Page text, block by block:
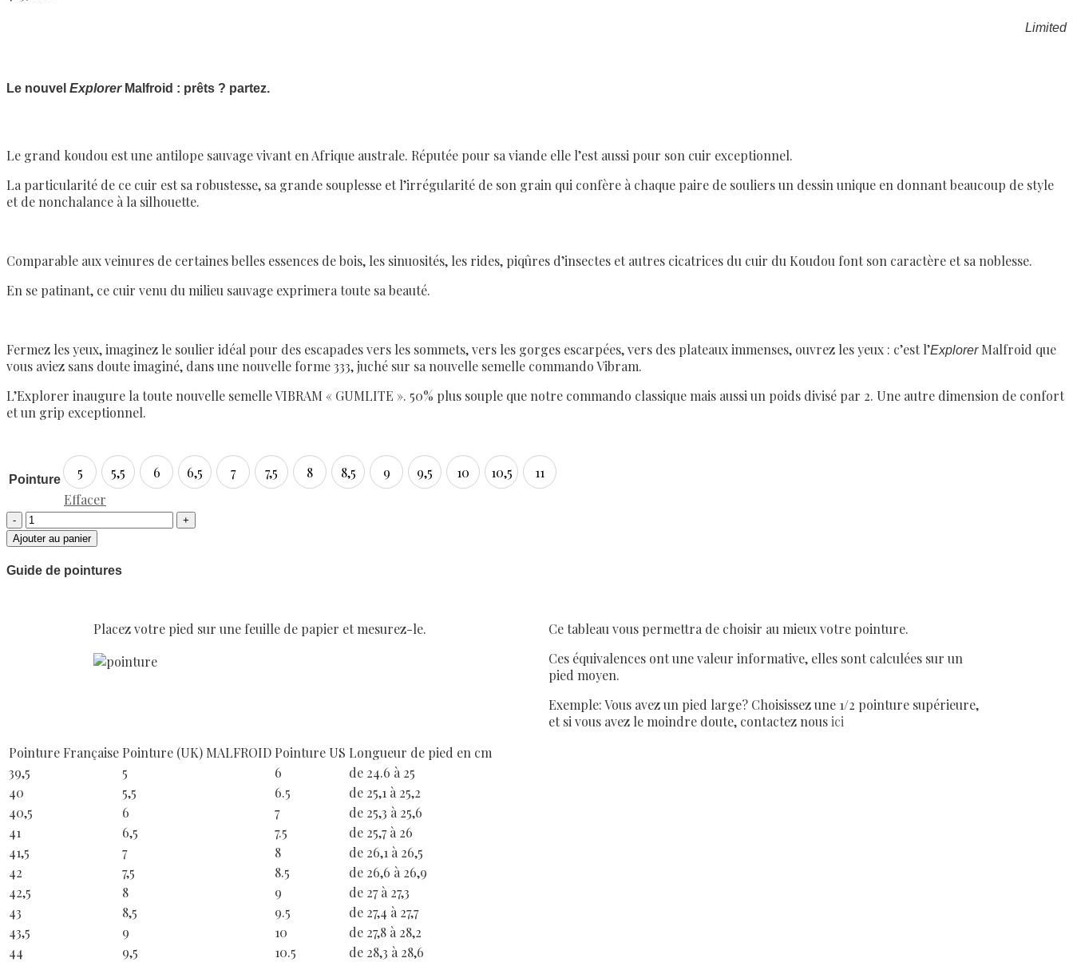
Limited
Le nouvel ExplorerMalfroid : prêts ? partez.
Le grand koudou est une antilope sauvage vivant en Afrique australe. Réputée pour sa viande elle l’est aussi pour son cuir exceptionnel.
La particularité de ce cuir est sa robustesse, sa grande souplesse et l’irrégularité de son grain qui confère à chaque paire de souliers un dessin unique en donnant beaucoup de style
et de nonchalance à la silhouette.
Comparable aux veinures de certaines belles essences de bois, les sinuosités, les rides, piqûres d’insectes et autres cicatrices du cuir du Koudou font son caractère et sa noblesse.
En se patinant, ce cuir venu du milieu sauvage exprimera toute sa beauté.
Fermez les yeux, imaginez le soulier idéal pour des escapades vers les sommets, vers les gorges escarpées, vers des plateaux immenses, ouvrez les yeux : c’est l’ExplorerMalfroid que
vous aviez sans doute imaginé, dans une nouvelle forme 333, juché sur sa nouvelle semelle commando Vibram.
L’Explorer inaugure la toute nouvelle semelle VIBRAM « GUMLITE ». 50% plus souple que notre commando classique mais aussi un poids divisé par 2. Une autre dimension de confort
et un grip exceptionnel.
Pointure 5
5 5,55,5 6
6 6,56,5 7
7 7,57,5 8
8 8,58,5 9
9 9,59,5 1010 10,5
10,5 11
11
Effacer
Ajouter au panier
Guide de pointures
Placez votre pied sur une feuille de papier et mesurez-le.
Ce tableau vous permettra de choisir au mieux votre pointure.
Ces équivalences ont une valeur informative, elles sont calculées sur un
pied moyen.
Exemple: Vous avez un pied large? Choisissez une 1/2 pointure supérieure,
et si vous avez le moindre doute, contactez nousici
Pointure Française Pointure (UK) MALFROID Pointure US Longueur de pied en cm
39,5
5 6
de 24.6 à 25
40
5,5 6.5
de 25,1 à 25,2
40,5
6 7
de 25,3 à 25,6
41
6,5 7.5
de 25,7 à 26
41,5
7 8
de 26,1 à 26,5
42
7,5 8.5
de 26,6 à 26,9
42,5
8 9
de 27 à 27,3
43
8,5 9.5
de 27,4 à 27,7
43,5
9 10
de 27,8 à 28,2
44
9,5 10.5
de 28,3 à 28,6